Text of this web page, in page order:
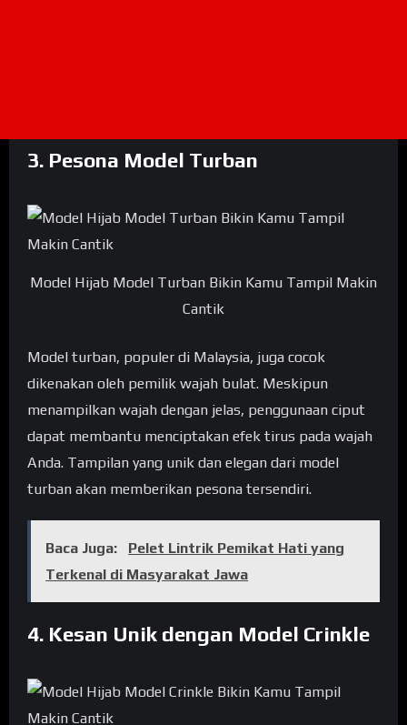
3. Pesona Model Turban
Model Hijab Model Turban Bikin Kamu Tampil Makin
Cantik
Model turban, populer di Malaysia, juga cocok
dikenakan oleh pemilik wajah bulat. Meskipun
menampilkan wajah dengan jelas, penggunaan ciput
dapat membantu menciptakan efek tirus pada wajah
Anda. Tampilan yang unik dan elegan dari model
turban akan memberikan pesona tersendiri.
Baca Juga:
Pelet Lintrik Pemikat Hati yang
Terkenal di Masyarakat Jawa
4. Kesan Unik dengan Model Crinkle